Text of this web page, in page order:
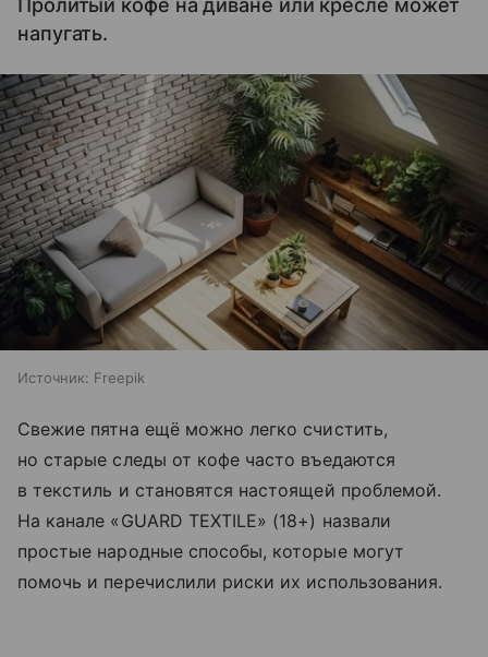
Пролитый кофе на диване или кресле может
напугать.
Источник: Freepik
Свежие пятна ещё можно легко счистить,
но старые следы от кофе часто въедаются
в текстиль и становятся настоящей проблемой.
На канале «GUARD TEXTILE» (18+) назвали
простые народные способы, которые могут
помочь и перечислили риски их использования.